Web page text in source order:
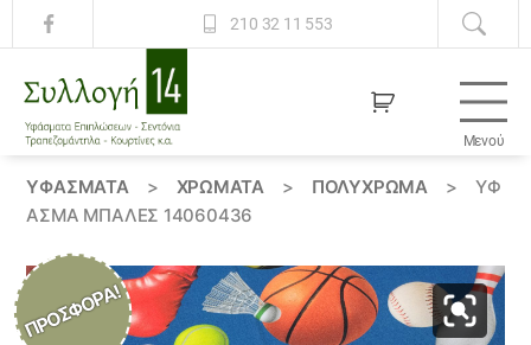
210 32 11 553
14
Μενού
ΥΦΆΣΜΑΤΑ > ΧΡΏΜΑΤΑ > ΠΟΛΥΧΡΩΜΑ >
ΎΦ
ΑΣΜΑ ΜΠΑΛΕΣ 14060436
ΠΡΟΣΦΟΡΆ!